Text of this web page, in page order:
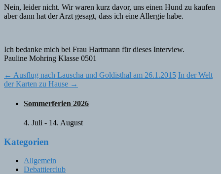
Nein, leider nicht. Wir waren kurz davor, uns einen Hund zu kaufen
aber dann hat der Arzt gesagt, dass ich eine Allergie habe.
Ich bedanke mich bei Frau Hartmann für dieses Interview.
Pauline Mohring Klasse 0501
Post
navigation
← Ausflug nach Lauscha und Goldisthal am 26.1.2015 In der Welt
der Karten zu Hause →
Sommerferien 2026
4. Juli - 14. August
Kategorien
Allgemein
Debattierclub